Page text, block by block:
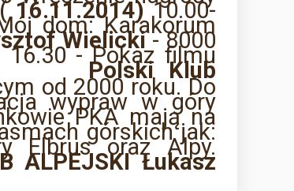
16.11.2014)10.00-
dom: Karakorum
Wielicki- 8000
- Pokaz filmu
Polski Klub
od 2000 roku. Do
wypraw w góry
PKA mają na
górskich jak:
Elbrus oraz Alpy.
ALPEJSKI Łukasz